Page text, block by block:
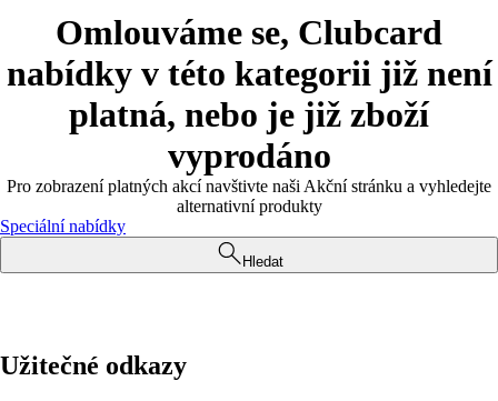
Omlouváme se, Clubcard
nabídky v této kategorii již není
platná, nebo je již zboží
vyprodáno
Pro zobrazení platných akcí navštivte naši Akční stránku a vyhledejte
alternativní produkty
Speciální nabídky
Hledat
Užitečné odkazy